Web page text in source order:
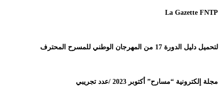
La Gazette FNTP
لتحميل دليل الدورة 17 من المهرجان الوطني للمسرح المحترف
مجلة إلكترونية “مسارح” أكتوبر 2023 /عدد تجريبي